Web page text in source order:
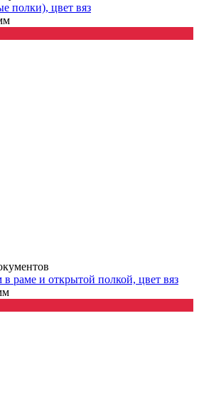
полки), цвет вяз
раме и открытой полкой, цвет вяз